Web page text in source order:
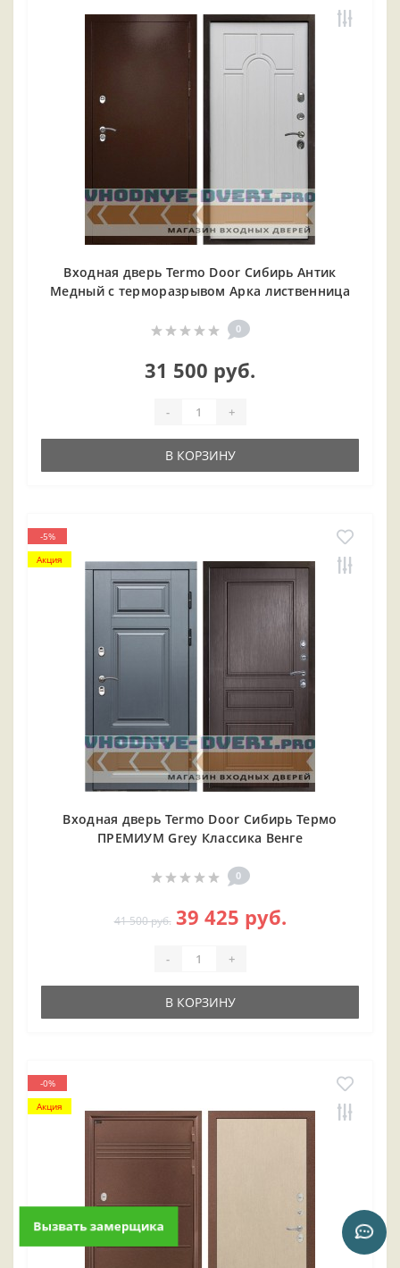
Входная дверь Termo Door Сибирь Антик
Медный с терморазрывом Арка лиственница
0
31 500 руб.
- +
В КОРЗИНУ
-5%
Акция
Входная дверь Termo Door Сибирь Термо
ПРЕМИУМ Grey Классика Венге
0
41 500 руб. 39 425 руб.
- +
В КОРЗИНУ
-0%
Акция
Вызвать замерщика